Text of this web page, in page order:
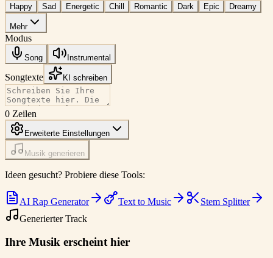
Happy Sad Energetic Chill Romantic Dark Epic Dreamy
Mehr
Modus
Song Instrumental
Songtexte KI schreiben
0 Zeilen
Erweiterte Einstellungen
Musik generieren
Ideen gesucht? Probiere diese Tools:
AI Rap Generator Text to Music
Stem Splitter
Generierter Track
Ihre Musik erscheint hier